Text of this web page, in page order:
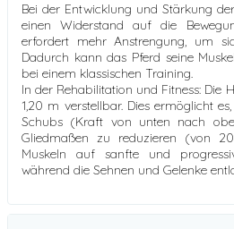
Bei der Entwicklung und Stärkung
einen Widerstand auf die
erfordert mehr Anstrengung, um
Dadurch kann das Pferd seine
bei einem klassischen Training.
In der Rehabilitation und Fitness: Die
1,20 m verstellbar. Dies ermöglicht
Schubs (Kraft von unten nach
Gliedmaßen zu reduzieren (von
Muskeln auf sanfte und
während die Sehnen und Gelenke